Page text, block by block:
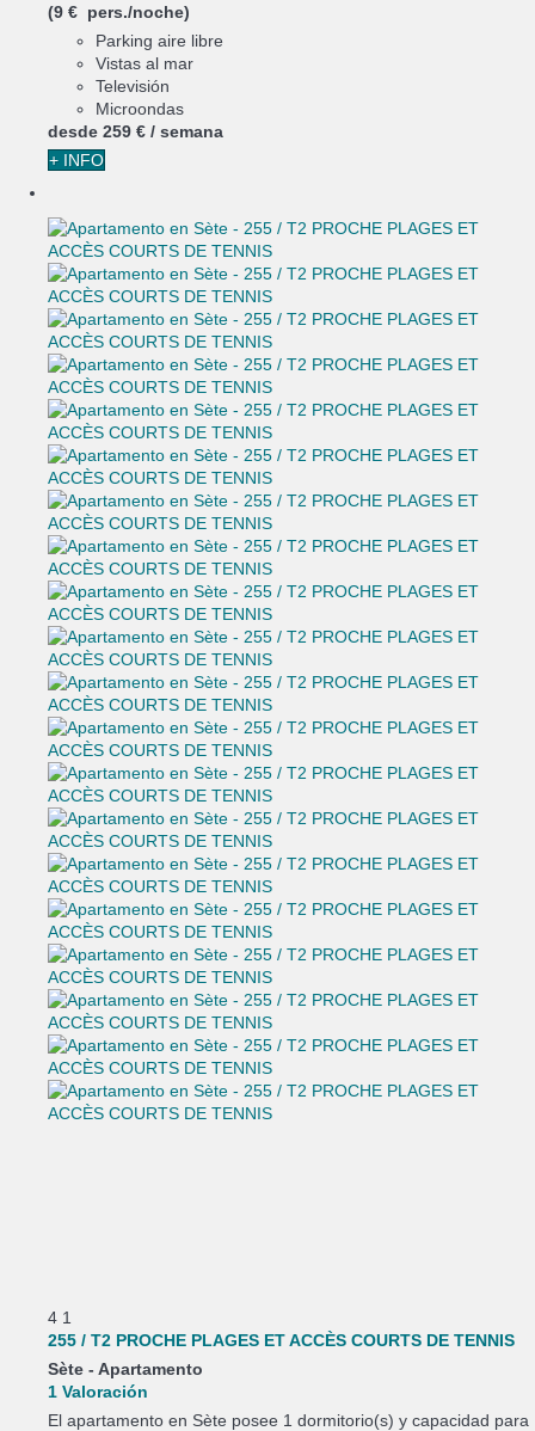
(9 € pers./noche)
Parking aire libre
Vistas al mar
Televisión
Microondas
desde 259 € / semana
+ INFO
4 1
255 / T2 PROCHE PLAGES ET ACCÈS COURTS DE TENNIS
Sète - Apartamento
1 Valoración
El apartamento en Sète posee 1 dormitorio(s) y capacidad para